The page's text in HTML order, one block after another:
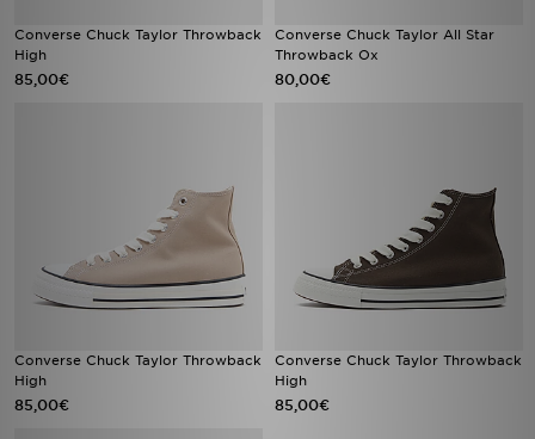
Converse Chuck Taylor Throwback
High
85,00€
Converse Chuck Taylor All Star
Throwback Ox
80,00€
Converse Chuck Taylor Throwback
High
85,00€
Converse Chuck Taylor Throwback
High
85,00€